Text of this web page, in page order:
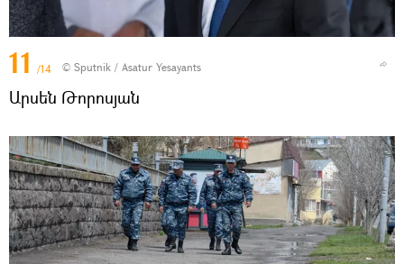
11 /14 © Sputnik / Asatur Yesayants
Արսեն Թորոսյան